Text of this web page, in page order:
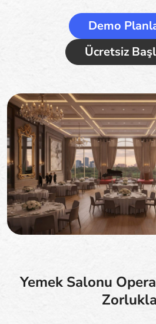
Demo
Ücretsiz
Yemek Salonu